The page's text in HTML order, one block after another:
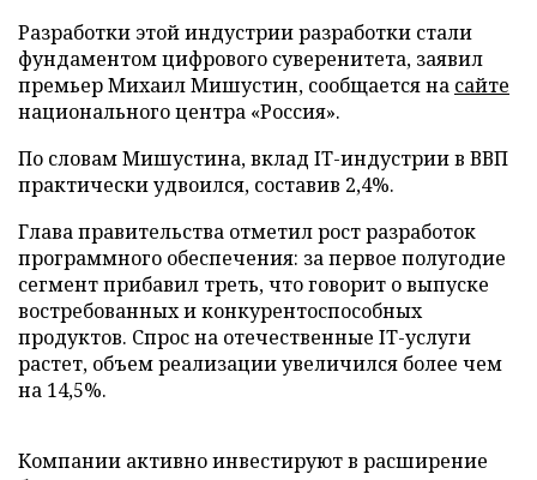
Разработки этой индустрии разработки стали
фундаментом цифрового суверенитета, заявил
премьер Михаил Мишустин, сообщается на сайте
национального центра «Россия».
По словам Мишустина, вклад IT-индустрии в ВВП
практически удвоился, составив 2,4%.
Глава правительства отметил рост разработок
программного обеспечения: за первое полугодие
сегмент прибавил треть, что говорит о выпуске
востребованных и конкурентоспособных
продуктов. Спрос на отечественные IT-услуги
растет, объем реализации увеличился более чем
на 14,5%.
Компании активно инвестируют в расширение